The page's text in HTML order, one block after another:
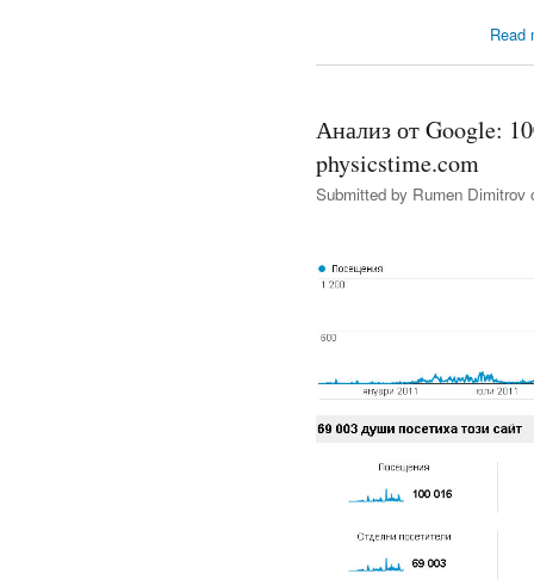
Read
Анализ от Google:
physicstime.com
Submitted by Rumen Dimitrov